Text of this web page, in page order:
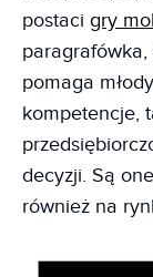
postaci gry
pomaga
kompetencje,
decyzji. Są
również na